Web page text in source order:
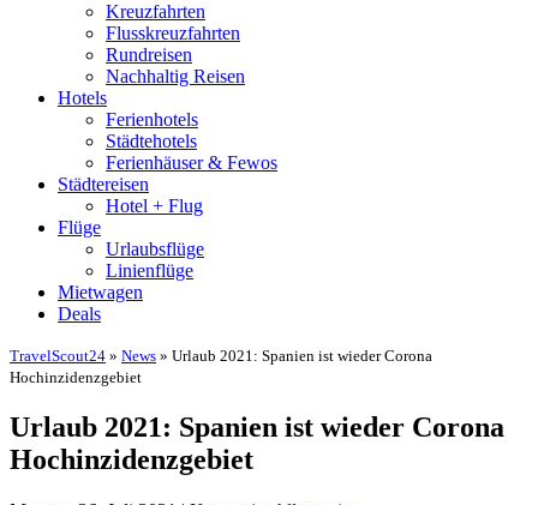
Kreuzfahrten
Flusskreuzfahrten
Rundreisen
Nachhaltig Reisen
Hotels
Ferienhotels
Städtehotels
Ferienhäuser & Fewos
Städtereisen
Hotel + Flug
Flüge
Urlaubsflüge
Linienflüge
Mietwagen
Deals
TravelScout24 » News » Urlaub 2021: Spanien ist wieder Corona
Hochinzidenzgebiet
Urlaub 2021: Spanien ist wieder Corona
Hochinzidenzgebiet